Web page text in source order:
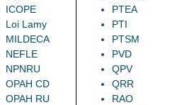
ICOPE
Loi Lamy
MILDECA
NEFLE
NPNRU
OPAH CD
OPAH RU
PTEA
PTI
PTSM
PVD
QPV
QRR
RAO